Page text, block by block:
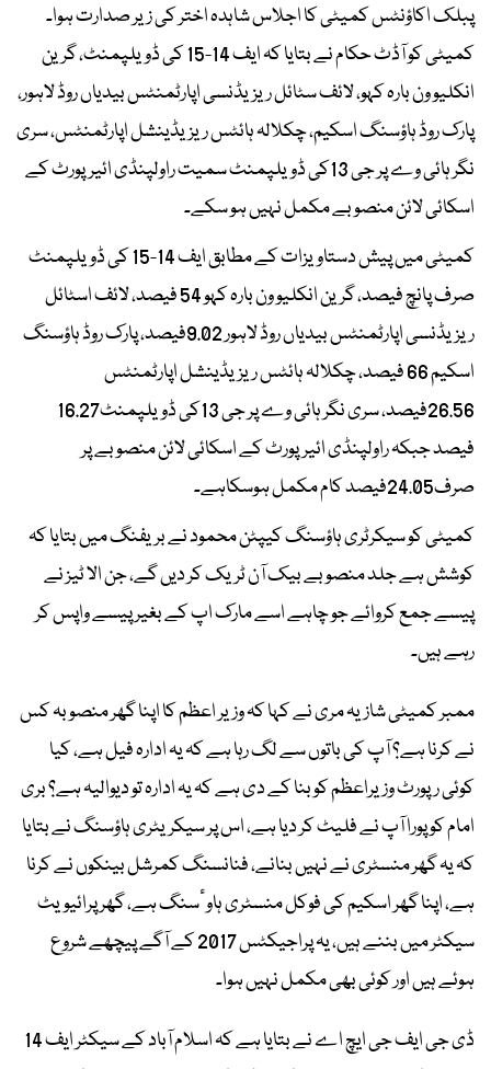
پبلک اکاؤنٹس کمیٹی کا اجلاس شاہدہ اختر کی زیر صدارت ہوا۔
کمیٹی کو آڈٹ حکام نے بتایا کہ ایف 14-15 کی ڈویلپمنٹ، گرین
انکلیو ون بارہ کہو، لائف سٹائل ریزیڈنسی اپارٹمنٹس بیدیاں روڈ لاہور،
پارک روڈ ہاؤسنگ اسکیم، چکلالہ ہائٹس ریزیڈینشل اپارٹمنٹس، سری
نگر ہائی وے پر جی 13کی ڈویلپمنٹ سمیت راولپنڈی ائیرپورٹ کے
اسکائی لائن منصوبے مکمل نہیں ہو سکے۔
کمیٹی میں پیش دستاویزات کے مطابق ایف 14-15 کی ڈویلپمنٹ
صرف پانچ فیصد، گرین انکلیو ون بارہ کہو 54 فیصد، لائف اسٹائل
ریزیڈنسی اپارٹمنٹس بیدیاں روڈ لاہور 9.02فیصد، پارک روڈ ہاؤسنگ
اسکیم 66 فیصد، چکلالہ ہائٹس ریزیڈینشل اپارٹمنٹس
26.56فیصد، سری نگر ہائی وے پر جی 13کی ڈویلپمنٹ16.27
فیصد جبکہ راولپنڈی ائیرپورٹ کے اسکائی لائن منصوبے پر
صرف24.05فیصد کام مکمل ہوسکاہے۔
کمیٹی کو سیکرٹری ہاؤسنگ کیپٹن محمود نے بریفنگ میں بتایا کہ
کوشش ہے جلد منصوبے بیک آن ٹریک کر دیں گے، جن الا ٹیز نے
پیسے جمع کروائے جو چاہے اسے مارک اپ کے بغیر پیسے واپس کر
رہے ہیں۔
ممبر کمیٹی شازیہ مری نے کہا کہ وزیر اعظم کا اپنا گھر منصوبہ کس
نے کرنا ہے؟ آپ کی باتوں سے لگ رہا ہے کہ یہ ادارہ فیل ہے، کیا
کوئی رپورٹ وزیراعظم کو بنا کے دی ہے کہ یہ ادارہ تو دیوالیہ ہے؟ بری
امام کو پورا آپ نے فلیٹ کر دیا ہے، اس پر سیکریٹری ہاؤسنگ نے بتایا
کہ یہ گھر منسٹری نے نہیں بنانے، فنانسنگ کمرشل بینکوں نے کرنا
ہے، اپنا گھر اسکیم کی فوکل منسٹری ہاوٴسنگ ہے، گھر پرائیویٹ
سیکٹر میں بننے ہیں، یہ پراجیکٹس 2017 کے آگے پیچھے شروع
ہوئے ہیں اور کوئی بھی مکمل نہیں ہوا۔
ڈی جی ایف جی ایچ اے نے بتایا ہے کہ اسلام آباد کے سیکٹر ایف 14